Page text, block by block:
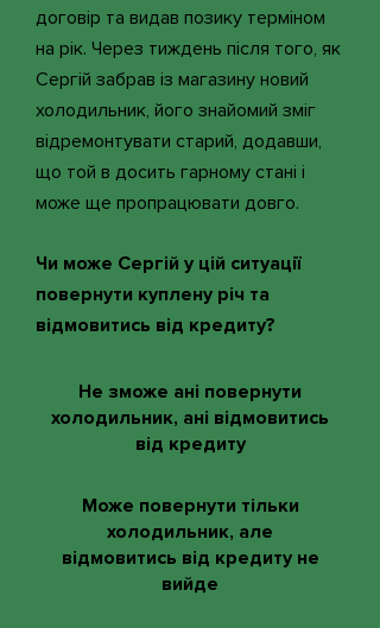
договір та видав позику терміном
на рік. Через тиждень після того, як
Сергій забрав із магазину новий
холодильник, його знайомий зміг
відремонтувати старий, додавши,
що той в досить гарному стані і
може ще пропрацювати довго.
Чи може Сергій у цій ситуації
повернути куплену річ та
відмовитись від кредиту?
Не зможе ані повернути
холодильник, ані відмовитись
від кредиту
Може повернути тільки
холодильник, але
відмовитись від кредиту не
вийде